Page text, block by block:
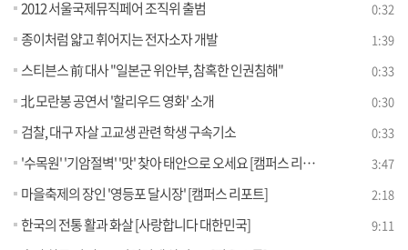
2012 서울국제뮤직페어 조직위 출범 0:32
종이처럼 얇고 휘어지는 전자소자 개발 1:39
스티븐스 前 대사 "일본군 위안부, 참혹한 인권침해" 0:33
北 모란봉 공연서 '할리우드 영화' 소개 0:30
검찰, 대구 자살 고교생 관련 학생 구속기소 0:33
'수목원' '기암절벽' '맛' 찾아 태안으로 오세요 [캠퍼스 리포트] 3:47
마을축제의 장인 '영등포 달시장' [캠퍼스 리포트] 2:18
한국의 전통 활과 화살 [사랑합니다 대한민국] 9:11